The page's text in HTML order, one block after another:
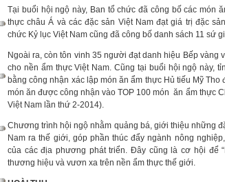
Tại buổi hội ngộ này, Ban tổ chức đã công bố các món
thực châu Á và các đặc sản Việt Nam đạt giá trị đặc
chức Kỷ lục Việt Nam cũng đã công bố danh sách 11 sứ
Ngoài ra, còn tôn vinh 35 người đạt danh hiệu Bếp vàng
cho nền ẩm thực Việt Nam. Cũng tại buổi hội ngộ này,
bằng công nhận xác lập món ăn ẩm thực Hủ tiếu Mỹ
món ăn được công nhận vào TOP 100 món ăn ẩm thực
Việt Nam lần thứ 2-2014).
Chương trình hội ngộ nhằm quảng bá, giới thiệu những
Nam ra thế giới, góp phần thúc đẩy ngành nông
của các địa phương phát triển. Đây cũng là cơ hội để
thương hiệu và vươn xa trên nền ẩm thực thế giới.